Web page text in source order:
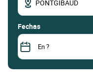
fechas